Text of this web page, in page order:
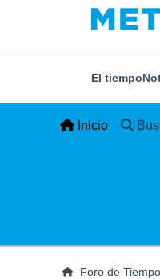
El tiempo
Inicio
Foro de